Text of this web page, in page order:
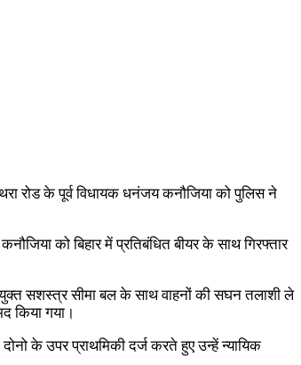
रोड के पूर्व विधायक धनंजय कनौजिया को पुलिस ने
को बिहार में प्रतिबंधित बीयर के साथ गिरफ्तार
सशस्त्र सीमा बल के साथ वाहनों की सघन तलाशी ले
किया गया।
के उपर प्राथमिकी दर्ज करते हुए उन्हें न्यायिक